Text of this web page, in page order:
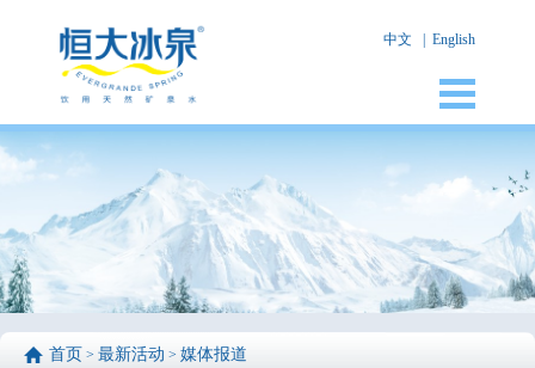
中文 English
首页 > 最新活动 > 媒体报道